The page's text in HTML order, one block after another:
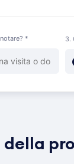
* 3.
della